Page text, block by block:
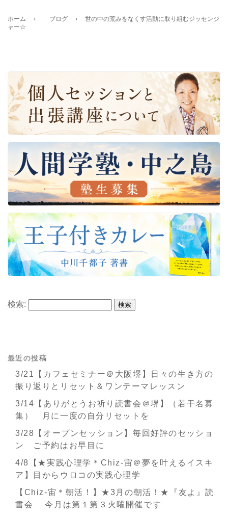
ホーム › ブログ › 世の中の荒みをなくす活動に取り組むジッセンジ
ャー☆
検索:
最近の投稿
3/21【カフェセミナー＠大阪堺】日々の生き方の
振り返りとリセット＆ワンテーマレッスン
3/14【ありがとうお祈り読書会＠堺】（若干名募
集） 月に一度の自分リセットを
3/28【オープンセッション】毎回好評のセッショ
ン ご予約はお早目に
4/8【★実践心理学＊Chiz-宙＠夢を叶えるイスキ
ア】目からウロコの実践心理学
【Chiz-宙＊朝活！】★3月の朝活！★『友よ』読
書会 今月は第１第３火曜開催です